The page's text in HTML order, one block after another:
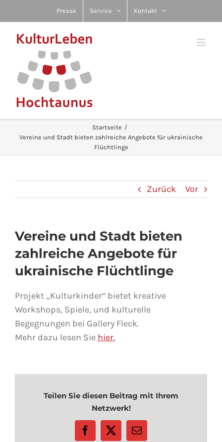
Inhalt
springen
Presse Service Kontakt
Startseite
Vereine und Stadt bieten zahlreiche Angebote für ukrainische
Flüchtlinge
Zurück Vor
Vereine und Stadt bieten
zahlreiche Angebote für
ukrainische Flüchtlinge
Projekt „Kulturkinder“ bietet kreative
Workshops, Spiele, und kulturelle
Begegnungen bei Gallery Fleck.
Mehr dazu lesen Sie hier.
Teilen Sie diesen Beitrag mit Ihrem
Netzwerk!
Facebook
X
E-